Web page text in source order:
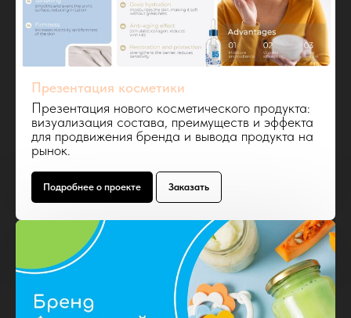
Презентация косметики
Презентация нового косметического продукта:
визуализация состава, преимуществ и эффекта
для продвижения бренда и вывода продукта на
рынок.
Подробнее о проекте Заказать